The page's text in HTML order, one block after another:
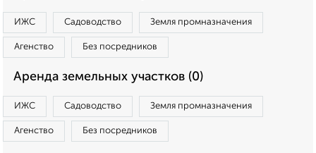
ИЖС Садоводство Земля промназначения
Агенство Без посредников
Аренда земельных участков (0)
ИЖС Садоводство Земля промназначения
Агенство Без посредников